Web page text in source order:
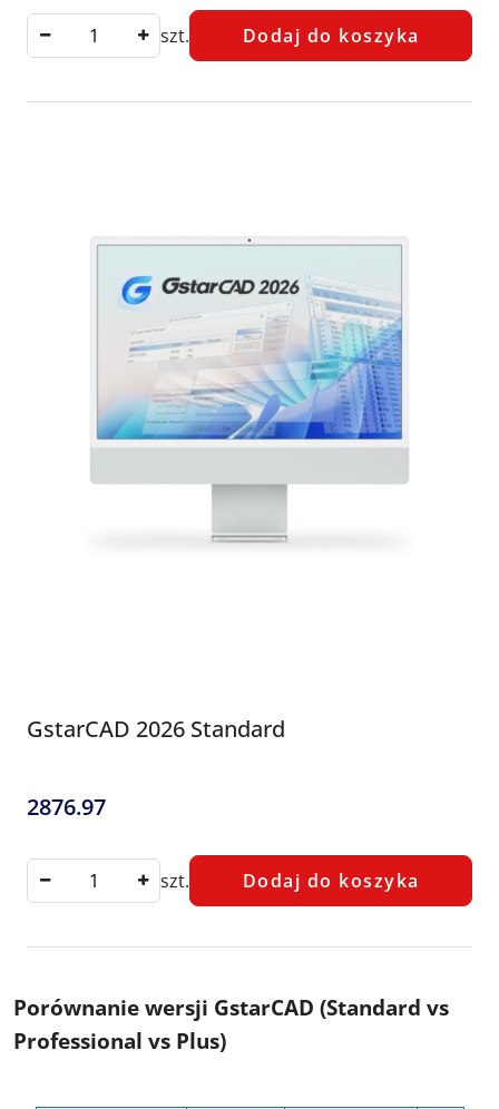
szt. Dodaj do koszyka
GstarCAD 2026 Standard
Cena:
2876.97
szt. Dodaj do koszyka
Porównanie wersji GstarCAD (Standard vs
Professional vs Plus)